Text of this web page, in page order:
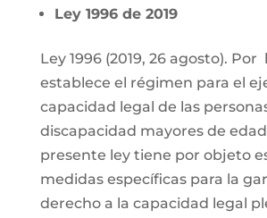
Ley 1996 de 2019
Ley 1996 (2019, 26 agosto). Por
establece el régimen para el
capacidad legal de las
discapacidad mayores de
presente ley tiene por objeto
medidas específicas para la
derecho a la capacidad legal